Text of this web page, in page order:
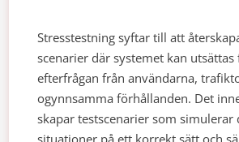
Stresstestning syftar till att
scenarier där systemet kan utsättas
efterfrågan från användarna,
ogynnsamma förhållanden. Det
skapar testscenarier som simulerar